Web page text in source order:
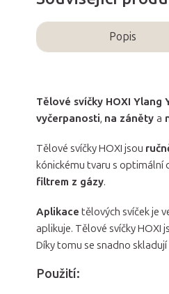
Popis
Tělové svíčky HOXI Ylang
vyčerpanosti, na záněty a
Tělové svíčky HOXI jsou
kónickému tvaru s optimální
filtrem z gázy.
Aplikace tělových svíček je
aplikuje. Tělové svíčky HOXI
Díky tomu se snadno skladují
Použití: